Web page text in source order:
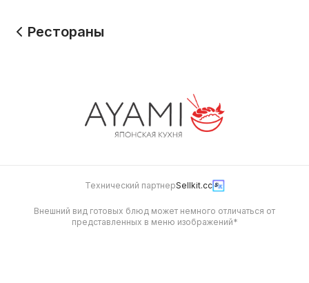
Рестораны
Технический партнерSellkit.cc
Внешний вид готовых блюд может немного отличаться от
представленных в меню изображений*